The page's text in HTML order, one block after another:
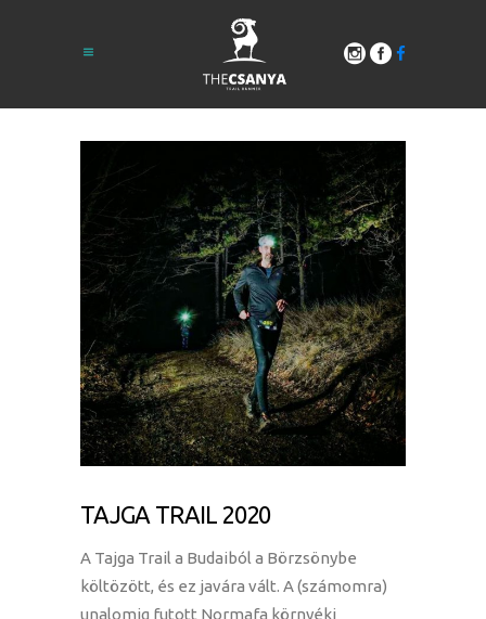
TAJGA TRAIL 2020
A Tajga Trail a Budaiból a Börzsönybe
költözött, és ez javára vált. A (számomra)
unalomig futott Normafa környéki